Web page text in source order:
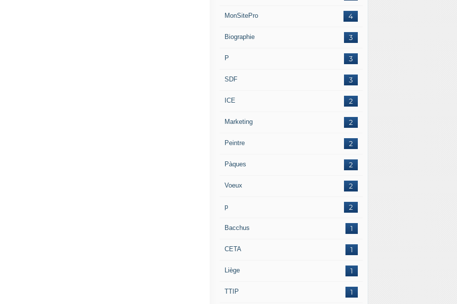
4
MonSitePro
3
Biographie
3
P
3
SDF
2
ICE
2
Marketing
2
Peintre
2
Pàques
2
Voeux
2
p
1
Bacchus
1
CETA
1
Liège
1
TTIP